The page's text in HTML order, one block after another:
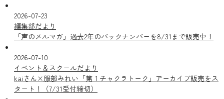
2026-07-23
編集部だより
「声のメルマガ」過去2年のバックナンバーを8/31まで販売中！
2026-07-10
イベント＆スクールだより
kaiさん×服部みれい「第１チャクラトーク」アーカイブ販売をス
タート！（7/31受付締切）